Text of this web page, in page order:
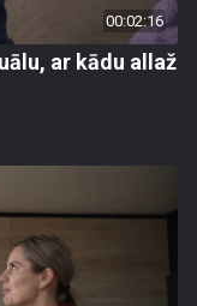
00:02:16
ar kādu allaž